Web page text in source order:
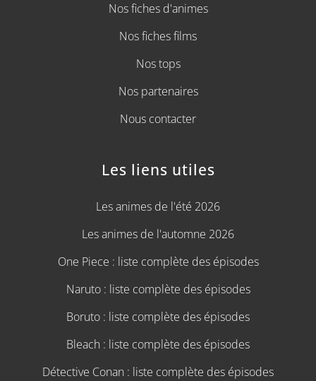
Nos fiches d'animes
Nos fiches films
Nos tops
Nos partenaires
Nous contacter
Les liens utiles
Les animes de l'été 2026
Les animes de l'automne 2026
One Piece : liste complète des épisodes
Naruto : liste complète des épisodes
Boruto : liste complète des épisodes
Bleach : liste complète des épisodes
Détective Conan : liste complète des épisodes